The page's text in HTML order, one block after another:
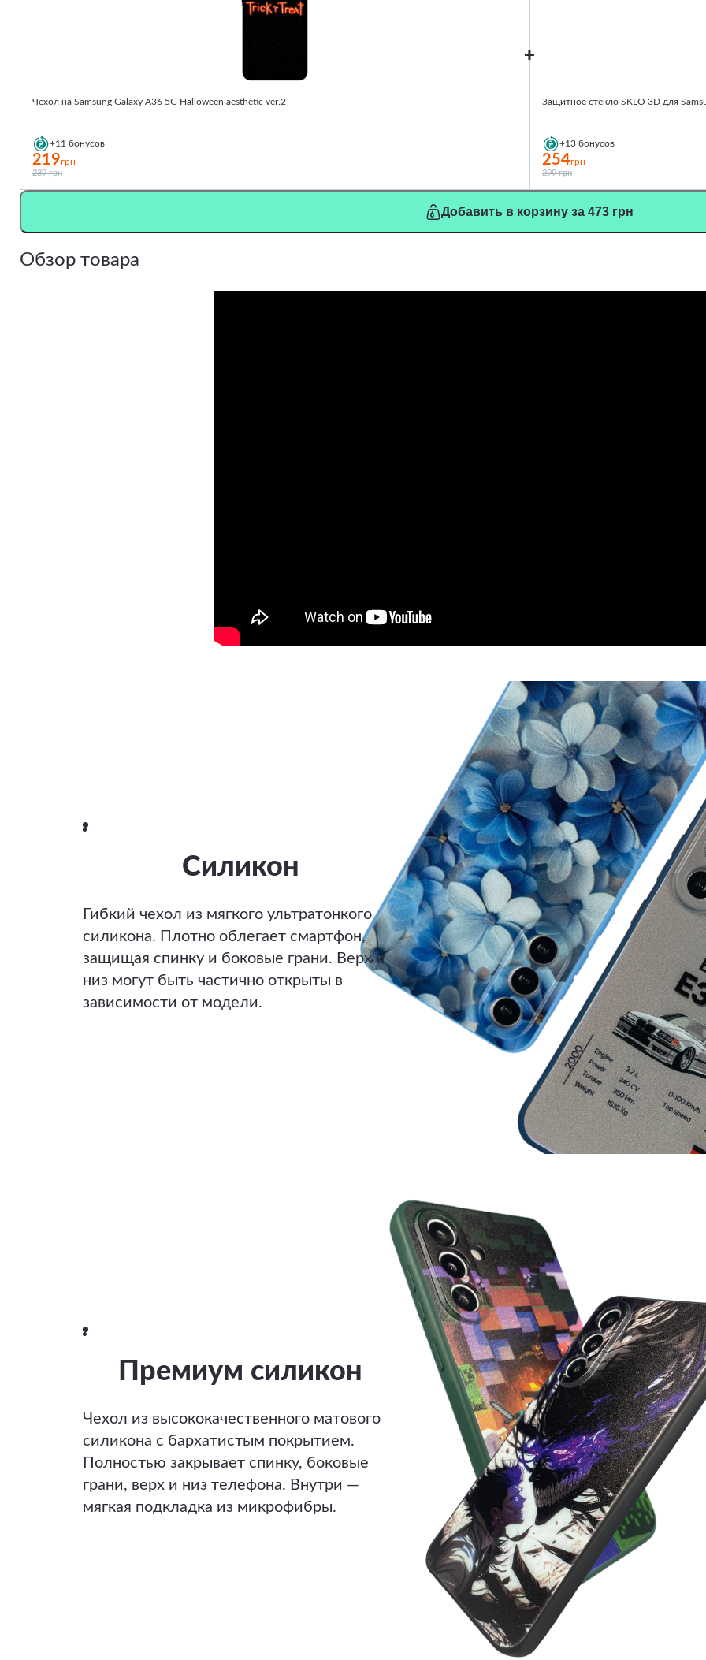
Чехол на Samsung Galaxy A36 5G Halloween aesthetic ver.2
+11 бонусов
219грн
239 грн
Защитное стекло SKLO 3D для
+13 бонусов
254грн
299 грн
Добавить в корзину за 473 грн
Обзор товара
Силикон
Гибкий чехол из мягкого ультратонкого
силикона. Плотно облегает смартфон,
защищая спинку и боковые грани. Верх и
низ могут быть частично открыты в
зависимости от модели.
Премиум силикон
Чехол из высококачественного матового
силикона с бархатистым покрытием.
Полностью закрывает спинку, боковые
грани, верх и низ телефона. Внутри —
мягкая подкладка из микрофибры.